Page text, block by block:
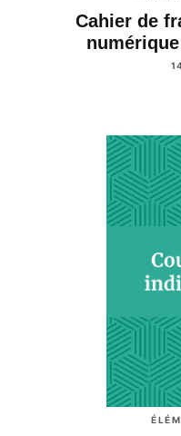
Cahier de